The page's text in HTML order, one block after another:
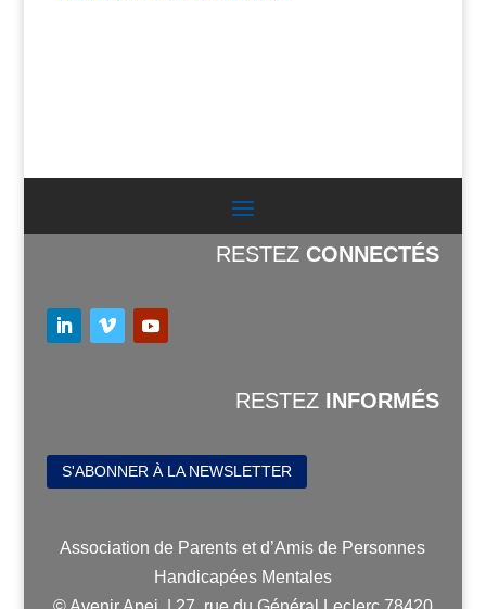
RESTEZ CONNECTÉS
RESTEZ INFORMÉS
S'ABONNER À LA NEWSLETTER
Association de Parents et d’Amis de Personnes
Handicapées Mentales